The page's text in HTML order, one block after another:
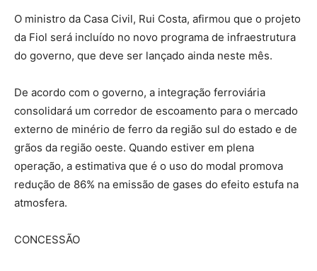
O ministro da Casa Civil, Rui Costa, afirmou que o projeto
da Fiol será incluído no novo programa de infraestrutura
do governo, que deve ser lançado ainda neste mês.
De acordo com o governo, a integração ferroviária
consolidará um corredor de escoamento para o mercado
externo de minério de ferro da região sul do estado e de
grãos da região oeste. Quando estiver em plena
operação, a estimativa que é o uso do modal promova
redução de 86% na emissão de gases do efeito estufa na
atmosfera.
CONCESSÃO